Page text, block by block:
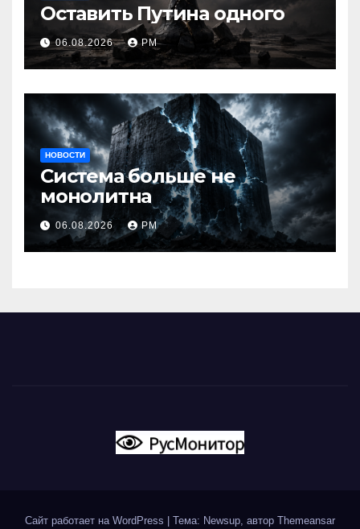
Оставить Путина одного
06.08.2026 РМ
НОВОСТИ
Система больше не
монолитна
06.08.2026 РМ
Сайт работает на WordPress Тема: Newsup, автор Themeansar